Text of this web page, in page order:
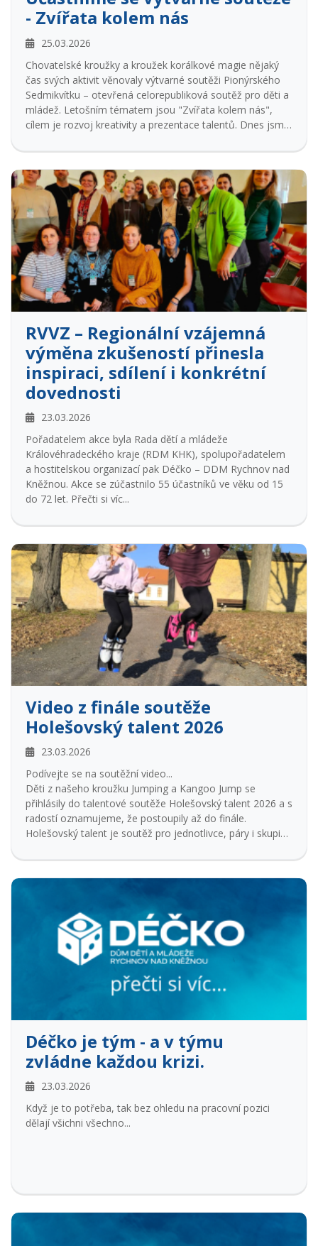
- Zvířata kolem nás
25.03.2026
Chovatelské kroužky a kroužek korálkové magie nějaký
čas svých aktivit věnovaly výtvarné soutěži Pionýrského
Sedmikvítku – otevřená celorepubliková soutěž pro děti a
mládež. Letošním tématem jsou "Zvířata kolem nás",
cílem je rozvoj kreativity a prezentace talentů. Dnes jsme
RVVZ – Regionální vzájemná
výměna zkušeností přinesla
inspiraci, sdílení i konkrétní
dovednosti
23.03.2026
Pořadatelem akce byla Rada dětí a mládeže
Královéhradeckého kraje (RDM KHK), spolupořadatelem
a hostitelskou organizací pak Déčko – DDM Rychnov nad
Kněžnou. Akce se zúčastnilo 55 účastníků ve věku od 15
do 72 let. Přečti si víc...
Video z finále soutěže
Holešovský talent 2026
23.03.2026
Podívejte se na soutěžní video...
Děti z našeho kroužku Jumping a Kangoo Jump se
přihlásily do talentové soutěže Holešovský talent 2026 a s
radostí oznamujeme, že postoupily až do finále.
Holešovský talent je soutěž pro jednotlivce, páry i skupiny
Konkurence byla veliká, o to více si vážíme úspěchu
našich malých skokanů. :-) Vybráni byli ze 150 soutěžících.
Všem finalistům gratulujeme.
Déčko je tým - a v týmu
zvládne každou krizi.
23.03.2026
Když je to potřeba, tak bez ohledu na pracovní pozici
dělají všichni všechno...